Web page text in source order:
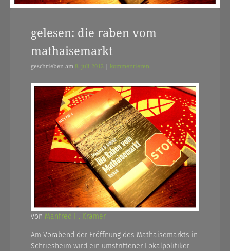
gelesen: die raben vom
mathaisemarkt
geschrieben am 8. juli 2012 | kommentieren
von Manfred H. Krämer
Am Vorabend der Eröffnung des Mathaisemarkts in
Schriesheim wird ein umstrittener Lokalpolitiker